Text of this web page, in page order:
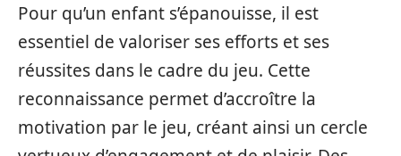
Pour qu’un enfant s’épanouisse, il est
essentiel de valoriser ses efforts et ses
réussites dans le cadre du jeu. Cette
reconnaissance permet d’accroître la
motivation par le jeu, créant ainsi un cercle